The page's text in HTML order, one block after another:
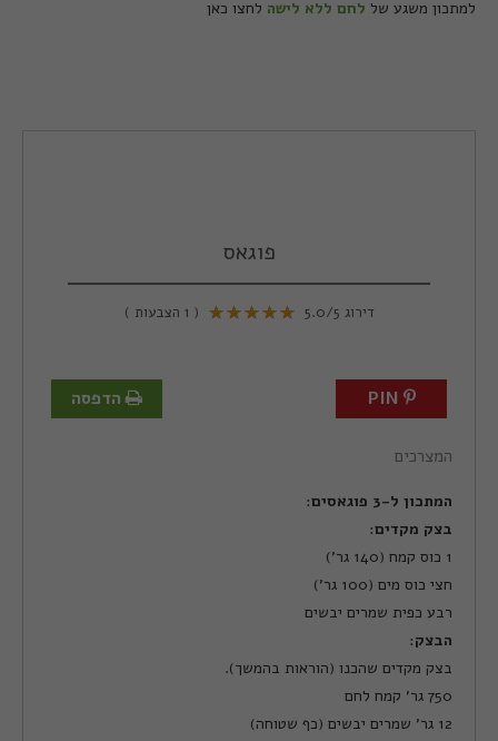
למתכון משגע של לחם ללא לישה לחצו כאן
פוגאס
דירוג 5.0/5
(
1 הצבעות )
הדפסה
המצרכים
המתכון ל-3 פוגאסים
:
בצק מקדים:
1 כוס קמח (140 גר')
חצי כוס מים (100 גר')
רבע כפית שמרים יבשים
הבצק:
בצק מקדים שהכנו (הוראות בהמשך).
750 גר' קמח לחם
12 גר' שמרים יבשים (כף שטוחה)